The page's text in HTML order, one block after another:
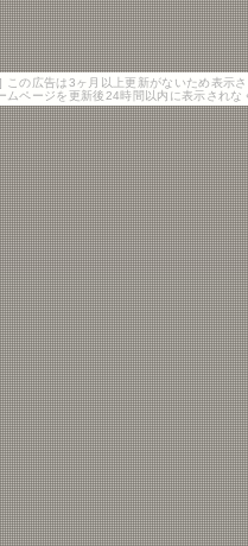
この広告は3ヶ月以上更新がないため表示さ
ムページを更新後24時間以内に表示されな